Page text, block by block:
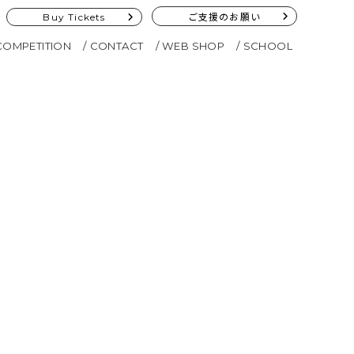
Buy Tickets ご支援のお願い
CONTACT WEB SHOP SCHOOL